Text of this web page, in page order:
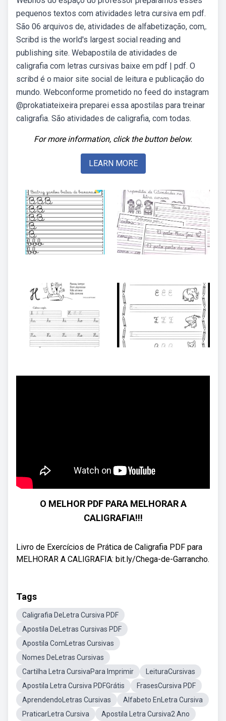
pequenos textos com atividades letra cursiva em pdf.
São 06 arquivos de, atividades de alfabetização, com,.
Scribd is the world's largest social reading and
publishing site. Webapostila de atividades de
caligrafia com letras cursivas baixe em pdf | pdf. O
scribd é o maior site social de leitura e publicação do
mundo. Webconforme prometido no feed do instagram
@prokatiateixeira preparei essa apostilas para treinar
caligrafia. São atividades de caligrafia, com todas.
For more information, click the button below.
LEARN MORE
O MELHOR PDF PARA MELHORAR A
CALIGRAFIA!!!
Livro de Exercícios de Prática de Caligrafia PDF para
MELHORAR A CALIGRAFIA: bit.ly/Chega-de-Garrancho.
Tags
Caligrafia DeLetra Cursiva PDF
Apostila DeLetras Cursivas PDF
Apostila ComLetras Cursivas
Nomes DeLetras Cursivas
Cartilha Letra CursivaPara Imprimir
LeituraCursivas
Apostila Letra Cursiva PDFGrátis
FrasesCursiva PDF
AprendendoLetras Cursivas
Alfabeto EnLetra Cursiva
PraticarLetra Cursiva
Apostila Letra Cursiva2 Ano